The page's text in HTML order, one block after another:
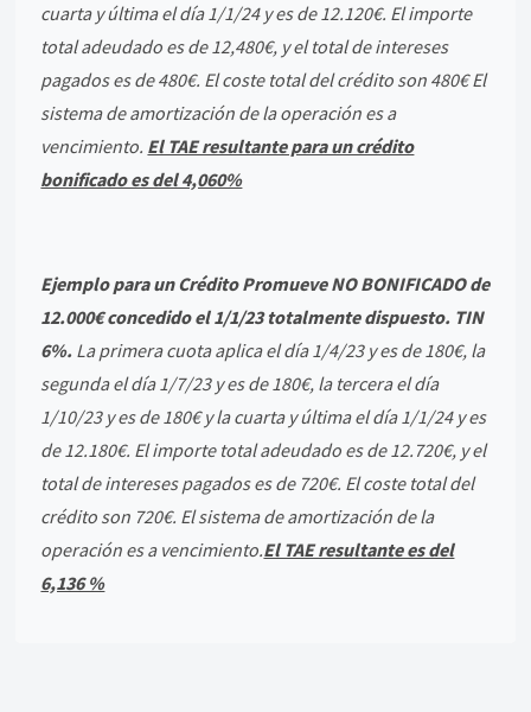
cuarta y última el día 1/1/24 y es de 12.120€. El importe
total adeudado es de 12,480€, y el total de intereses
pagados es de 480€. El coste total del crédito son 480€ El
sistema de amortización de la operación es a
vencimiento. El TAE resultante para un crédito
bonificado es del 4,060%
Ejemplo para un Crédito Promueve NO BONIFICADO de
12.000€ concedido el 1/1/23 totalmente dispuesto. TIN
6%. La primera cuota aplica el día 1/4/23 y es de 180€, la
segunda el día 1/7/23 y es de 180€, la tercera el día
1/10/23 y es de 180€ y la cuarta y última el día 1/1/24 y es
de 12.180€. El importe total adeudado es de 12.720€, y el
total de intereses pagados es de 720€. El coste total del
crédito son 720€. El sistema de amortización de la
operación es a vencimiento.El TAE resultante es del
6,136 %